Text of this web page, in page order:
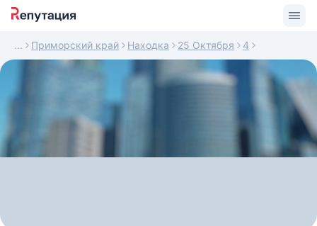
Приморский край Находка 25 Октября 4